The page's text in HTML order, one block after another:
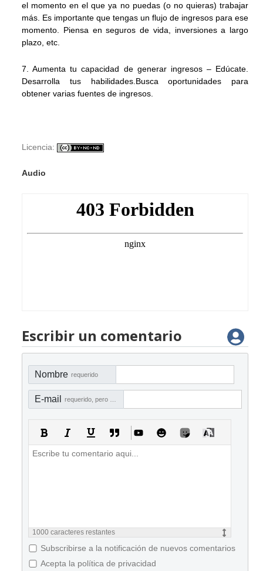
el momento en el que ya no puedas (o no quieras) trabajar
más. Es importante que tengas un flujo de ingresos para ese
momento. Piensa en seguros de vida, inversiones a largo
plazo, etc.
7. Aumenta tu capacidad de generar ingresos – Edúcate.
Desarrolla tus habilidades.Busca oportunidades para
obtener varias fuentes de ingresos.
Licencia:
Audio
Escribir un comentario
Nombre requerido
E-mail
1000 caracteres restantes
Subscribirse a la notificación de nuevos comentarios
Acepta la política de privacidad